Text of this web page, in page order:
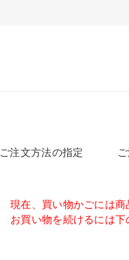
ご注文方法の指定
現在、買い物かごには商
お買い物を続けるには下